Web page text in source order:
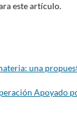
este artículo.
una
Apoyado